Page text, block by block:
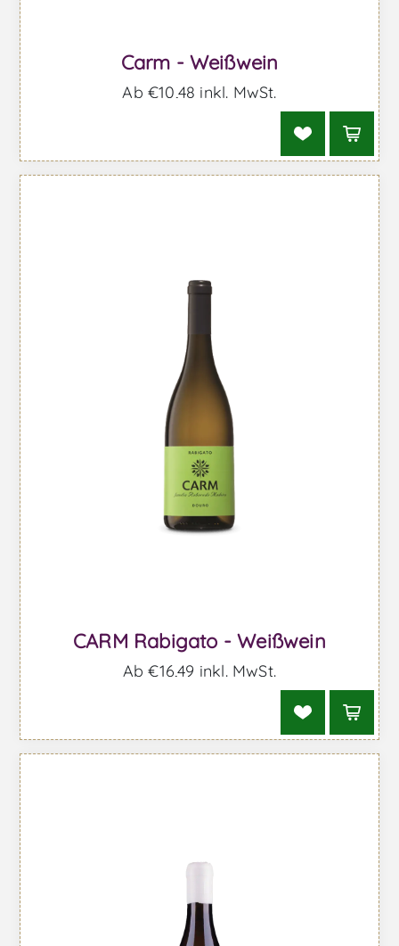
Carm - Weißwein
Ab €10,48 inkl. MwSt.
CARM Rabigato - Weißwein
Ab €16,49 inkl. MwSt.